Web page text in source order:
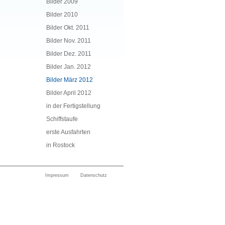
Bilder 2009
Bilder 2010
Bilder Okt. 2011
Bilder Nov. 2011
Bilder Dez. 2011
Bilder Jan. 2012
Bilder März 2012
Bilder April 2012
in der Fertigstellung
Schiffstaufe
erste Ausfahrten
in Rostock
Impressum Datenschutz